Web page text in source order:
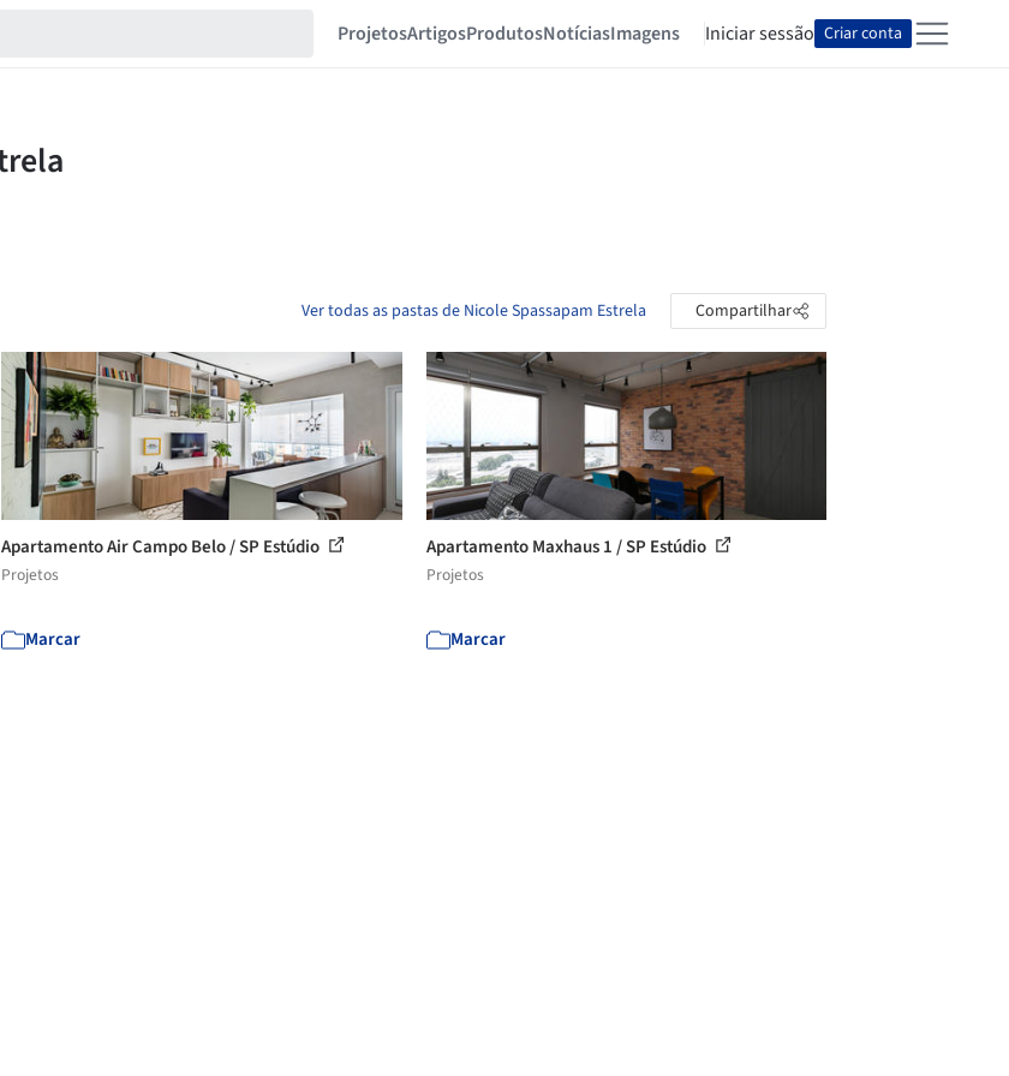
ProjetosArtigosProdutosNotíciasImagens Iniciar sessão Criar conta
Ver todas as pastas de Nicole Spassapam Estrela Compartilhar
Apartamento Air Campo Belo / SP Estúdio
Projetos
Marcar
Apartamento Maxhaus 1 / SP Estúdio
Projetos
Marcar